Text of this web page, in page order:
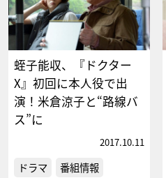
蛭子能収、『ドクター
X』初回に本人役で出
演！米倉涼子と“路線バ
ス”に
2017.10.11
ドラマ
番組情報